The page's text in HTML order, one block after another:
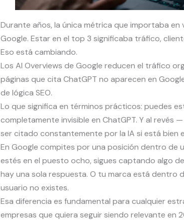
Durante años, la única métrica que importaba en
Google. Estar en el top 3 significaba tráfico,
Eso está cambiando.
Los AI Overviews de Google reducen el tráfico
páginas que cita ChatGPT no aparecen en
de lógica SEO.
Lo que significa en términos prácticos: puedes
completamente invisible en ChatGPT. Y al revés
ser citado constantemente por la IA si está bien
En Google compites por una posición dentro de
estés en el puesto ocho, sigues captando algo
hay una sola respuesta. O tu marca está dentro
usuario no existes.
Esa diferencia es fundamental para cualquier
empresas que quiera seguir siendo relevante en